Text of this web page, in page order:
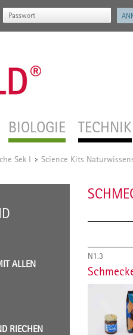
BIOLOGIE TECHNIK
Sek I / Science Kits
ALLEN
RIECHEN
N1.3